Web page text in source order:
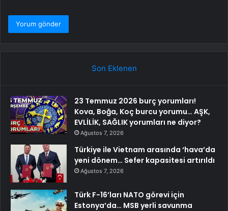
Son Eklenen
23 Temmuz 2026 burç yorumları!
Kova, Boğa, Koç burcu yorumu… AŞK,
EVLİLİK, SAĞLIK yorumları ne diyor?
Ağustos 7, 2026
Türkiye ile Vietnam arasında ‘hava’da
yeni dönem… Sefer kapasitesi artırıldı
Ağustos 7, 2026
Türk F-16’ları NATO görevi için
Estonya’da… MSB yerli savunma